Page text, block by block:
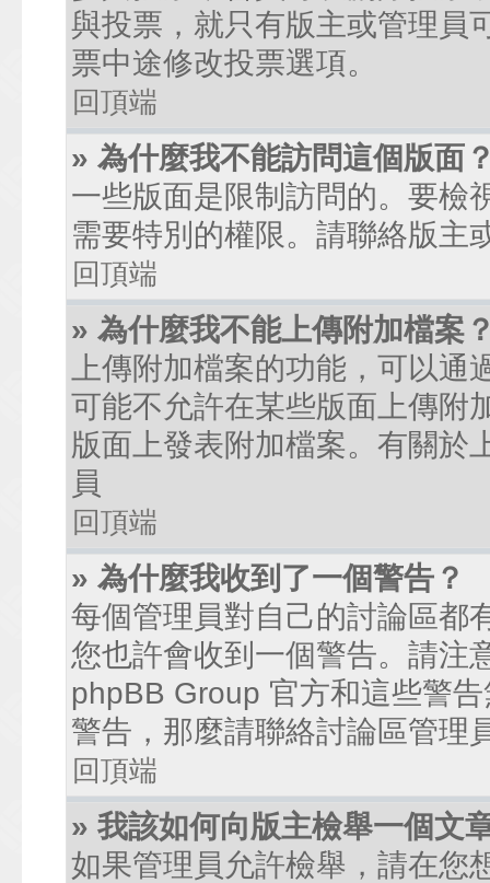
與投票，就只有版主或管理員
票中途修改投票選項。
回頂端
» 為什麼我不能訪問這個版面
一些版面是限制訪問的。要檢
需要特別的權限。請聯絡版主
回頂端
» 為什麼我不能上傳附加檔案
上傳附加檔案的功能，可以
可能不允許在某些版面上傳附
版面上發表附加檔案。有關於
員
回頂端
» 為什麼我收到了一個警告？
每個管理員對自己的討論區都
您也許會收到一個警告。請注
phpBB Group 官方和這些警
警告，那麼請聯絡討論區管理
回頂端
» 我該如何向版主檢舉一個文
如果管理員允許檢舉，請在您